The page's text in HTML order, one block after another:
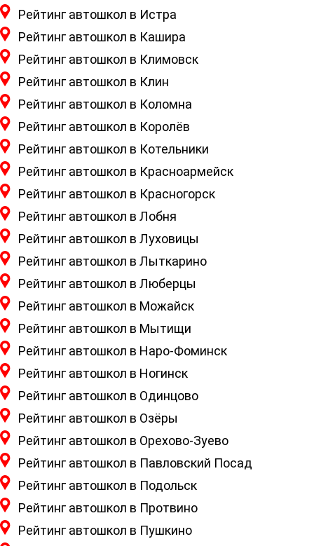
Рейтинг автошкол в Истра
Рейтинг автошкол в Кашира
Рейтинг автошкол в Климовск
Рейтинг автошкол в Клин
Рейтинг автошкол в Коломна
Рейтинг автошкол в Королёв
Рейтинг автошкол в Котельники
Рейтинг автошкол в Красноармейск
Рейтинг автошкол в Красногорск
Рейтинг автошкол в Лобня
Рейтинг автошкол в Луховицы
Рейтинг автошкол в Лыткарино
Рейтинг автошкол в Люберцы
Рейтинг автошкол в Можайск
Рейтинг автошкол в Мытищи
Рейтинг автошкол в Наро-Фоминск
Рейтинг автошкол в Ногинск
Рейтинг автошкол в Одинцово
Рейтинг автошкол в Озёры
Рейтинг автошкол в Орехово-Зуево
Рейтинг автошкол в Павловский Посад
Рейтинг автошкол в Подольск
Рейтинг автошкол в Протвино
Рейтинг автошкол в Пушкино